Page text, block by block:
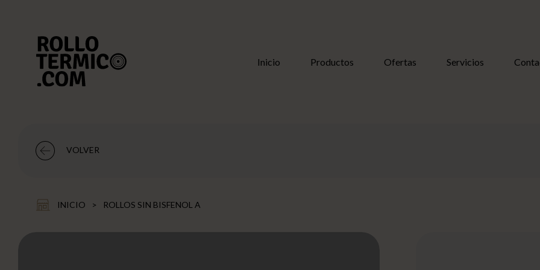
Inicio Productos Ofertas Servicios
Buscar Usuario
VOLVER
INICIO > ROLLOS SIN BISFENOL A